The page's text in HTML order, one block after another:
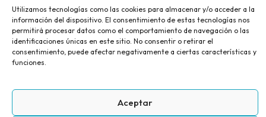
Utilizamos tecnologías como las cookies para almacenar y/o acceder a la
información del dispositivo. El consentimiento de estas tecnologías nos
permitirá procesar datos como el comportamiento de navegación o las
identificaciones únicas en este sitio. No consentir o retirar el
consentimiento, puede afectar negativamente a ciertas características y
funciones.
Aceptar
Desarrollo webrealizado porAICOR- Ortopedia
Juan Bravo 2026
Aviso LegalPolítica de privacidadPolítica de cookies
Términos y condiciones de compra